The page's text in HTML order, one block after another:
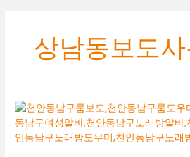
상남동보도
대
전
룸